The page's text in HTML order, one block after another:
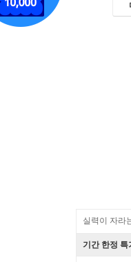
실력이 자라
기간 한정 특